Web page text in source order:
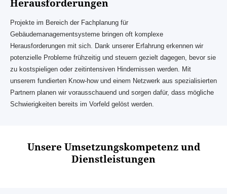
Herausforderungen
Projekte im Bereich der Fachplanung für
Gebäudemanagementsysteme bringen oft komplexe
Herausforderungen mit sich. Dank unserer Erfahrung erkennen wir
potenzielle Probleme frühzeitig und steuern gezielt dagegen, bevor sie
zu kostspieligen oder zeitintensiven Hindernissen werden. Mit
unserem fundierten Know-how und einem Netzwerk aus spezialisierten
Partnern planen wir vorausschauend und sorgen dafür, dass mögliche
Schwierigkeiten bereits im Vorfeld gelöst werden.
Unsere Umsetzungskompetenz und
Dienstleistungen